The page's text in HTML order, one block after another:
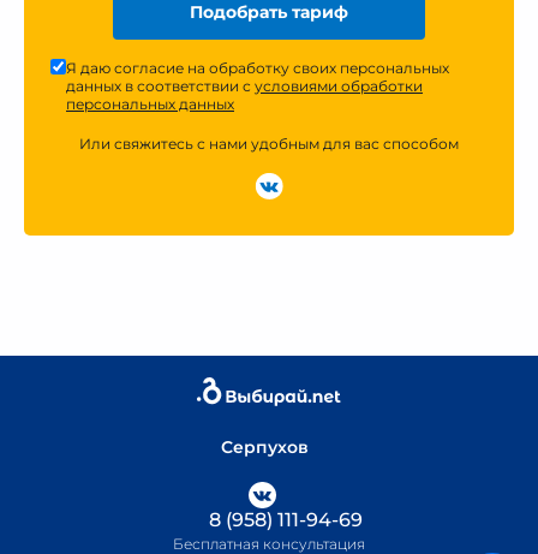
Подобрать тариф
Я даю согласие на обработку своих персональных
данных в соответствии с условиями обработки
персональных данных
Или свяжитесь с нами удобным для вас способом
Серпухов
8 (958) 111-94-69
Бесплатная консультация